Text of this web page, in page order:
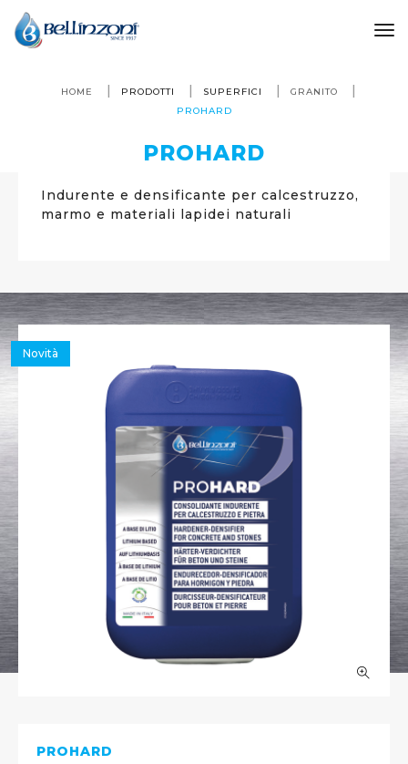
HOME PRODOTTI SUPERFICI
GRANITO
PROHARD
PROHARD
Indurente e densificante per calcestruzzo,
marmo e materiali lapidei naturali
Novità
PROHARD